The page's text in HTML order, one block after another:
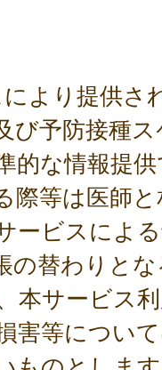
より提供さ
び予防接種
的な情報提
際等は医師
ービスによ
の替わりと
本サービス
害等につい